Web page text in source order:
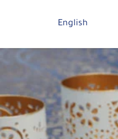
English